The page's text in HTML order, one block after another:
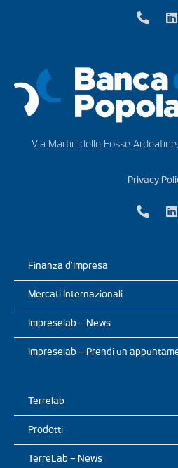
Via Martiri delle Fosse
Privacy
Finanza d’Impresa
Mercati Internazionali
Impreselab – News
Impreselab – Prendi un
Terrelab
Prodotti
TerreLab – News